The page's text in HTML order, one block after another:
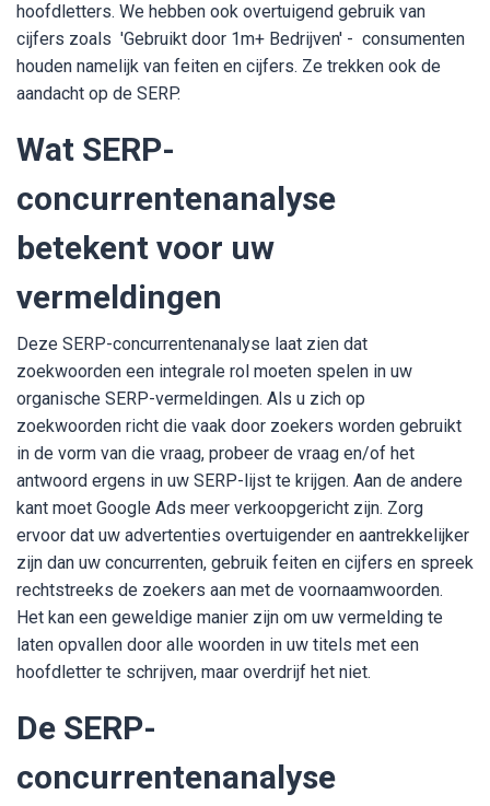
hoofdletters. We hebben ook overtuigend gebruik van
cijfers zoals 'Gebruikt door 1m+ Bedrijven' - consumenten
houden namelijk van feiten en cijfers. Ze trekken ook de
aandacht op de SERP.
Wat SERP-
concurrentenanalyse
betekent voor uw
vermeldingen
Deze SERP-concurrentenanalyse laat zien dat
zoekwoorden een integrale rol moeten spelen in uw
organische SERP-vermeldingen. Als u zich op
zoekwoorden richt die vaak door zoekers worden gebruikt
in de vorm van die vraag, probeer de vraag en/of het
antwoord ergens in uw SERP-lijst te krijgen. Aan de andere
kant moet Google Ads meer verkoopgericht zijn. Zorg
ervoor dat uw advertenties overtuigender en aantrekkelijker
zijn dan uw concurrenten, gebruik feiten en cijfers en spreek
rechtstreeks de zoekers aan met de voornaamwoorden.
Het kan een geweldige manier zijn om uw vermelding te
laten opvallen door alle woorden in uw titels met een
hoofdletter te schrijven, maar overdrijf het niet.
De SERP-
concurrentenanalyse